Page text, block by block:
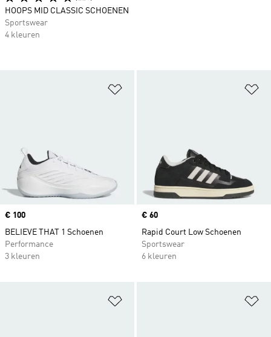
Price
€ 100
BELIEVE THAT 1 Schoenen
Performance
3 kleuren
Price
€ 60
Rapid Court Low Schoenen
Sportswear
6 kleuren
HOOPS MID CLASSIC SCHOENEN
Sportswear
4 kleuren